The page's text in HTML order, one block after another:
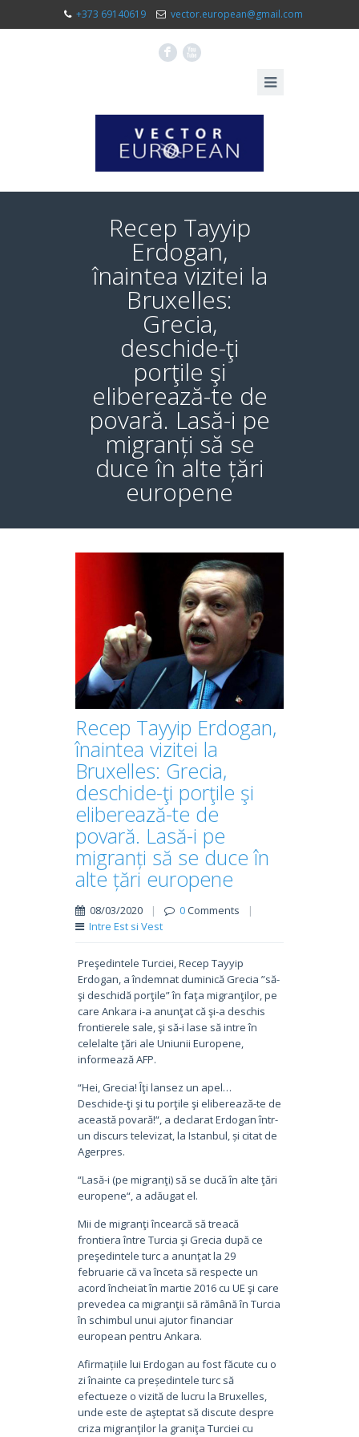
+373 69140619 vector.european@gmail.com
F X
Recep Tayyip
Erdogan,
înaintea vizitei la
Bruxelles:
Grecia,
deschide-ţi
porţile şi
eliberează-te de
povară. Lasă-i pe
migranți să se
duce în alte țări
europene
Recep Tayyip Erdogan,
înaintea vizitei la
Bruxelles: Grecia,
deschide-ţi porţile şi
eliberează-te de
povară. Lasă-i pe
migranți să se duce în
alte țări europene
08/03/2020 | 0Comments
|
Intre Est si Vest
Preşedintele Turciei, Recep Tayyip
Erdogan, a îndemnat duminică Grecia ”să-
şi deschidă porţile” în faţa migranţilor, pe
care Ankara i-a anunţat că şi-a deschis
frontierele sale, şi să-i lase să intre în
celelalte ţări ale Uniunii Europene,
informează AFP.
“Hei, Grecia! Îţi lansez un apel…
Deschide-ţi şi tu porţile şi eliberează-te de
această povară!“, a declarat Erdogan într-
un discurs televizat, la Istanbul, și citat de
Agerpres.
“Lasă-i (pe migranţi) să se ducă în alte ţări
europene“, a adăugat el.
Mii de migranţi încearcă să treacă
frontiera între Turcia şi Grecia după ce
preşedintele turc a anunţat la 29
februarie că va înceta să respecte un
acord încheiat în martie 2016 cu UE şi care
prevedea ca migranţii să rămână în Turcia
în schimbul unui ajutor financiar
european pentru Ankara.
Afirmațiile lui Erdogan au fost făcute cu o
zi înainte ca președintele turc să
efectueze o vizită de lucru la Bruxelles,
unde este de aşteptat să discute despre
criza migranţilor la graniţa Turciei cu